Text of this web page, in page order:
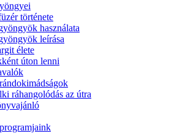
története
használata
leírása
élete
úton lenni
ráhangolódás az útra